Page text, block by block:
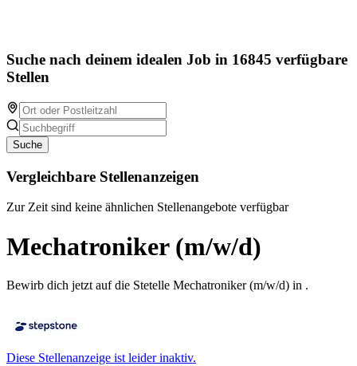
Suche nach deinem idealen Job in 16845 verfügbare
Stellen
Suche
Vergleichbare Stellenanzeigen
Zur Zeit sind keine ähnlichen Stellenangebote verfügbar
Mechatroniker (m/w/d)
Bewirb dich jetzt auf die Stetelle Mechatroniker (m/w/d) in .
Diese Stellenanzeige ist leider inaktiv.